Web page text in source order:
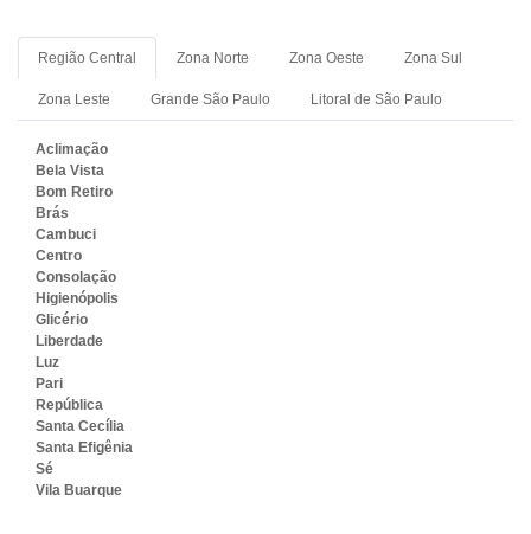
VIDRO LAMINADO TEMPERADO
Região Central Zona Norte Zona Oeste Zona Sul
Zona Leste Grande São Paulo Litoral de São Paulo
Aclimação
Bela Vista
Bom Retiro
Brás
Cambuci
Centro
Consolação
Higienópolis
Glicério
Liberdade
Luz
Pari
República
Santa Cecília
Santa Efigênia
Sé
Vila Buarque